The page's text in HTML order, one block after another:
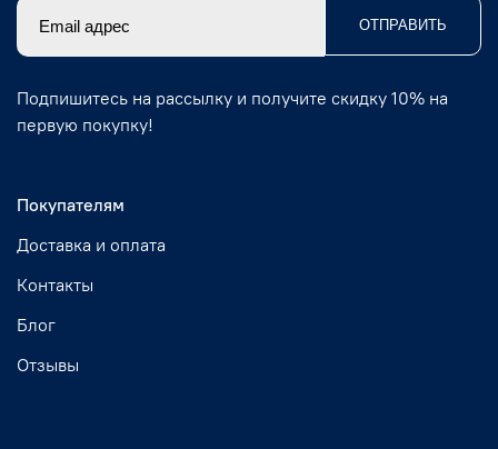
Покупателям
Доставка и оплата
Контакты
Блог
Отзывы
ОТПРАВИТЬ
Подпишитесь на рассылку и получите скидку 10% на
первую покупку!